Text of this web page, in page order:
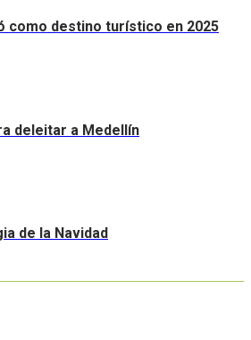
como destino turístico en 2025
deleitar a Medellín
de la Navidad